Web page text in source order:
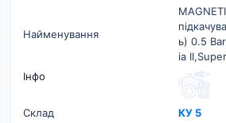
Найменування
ь) 0.5
ia
Інфо
Склад
КУ 5